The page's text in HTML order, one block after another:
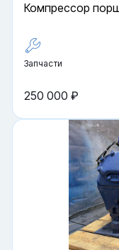
Компрессор
Запчасти
250 000 ₽